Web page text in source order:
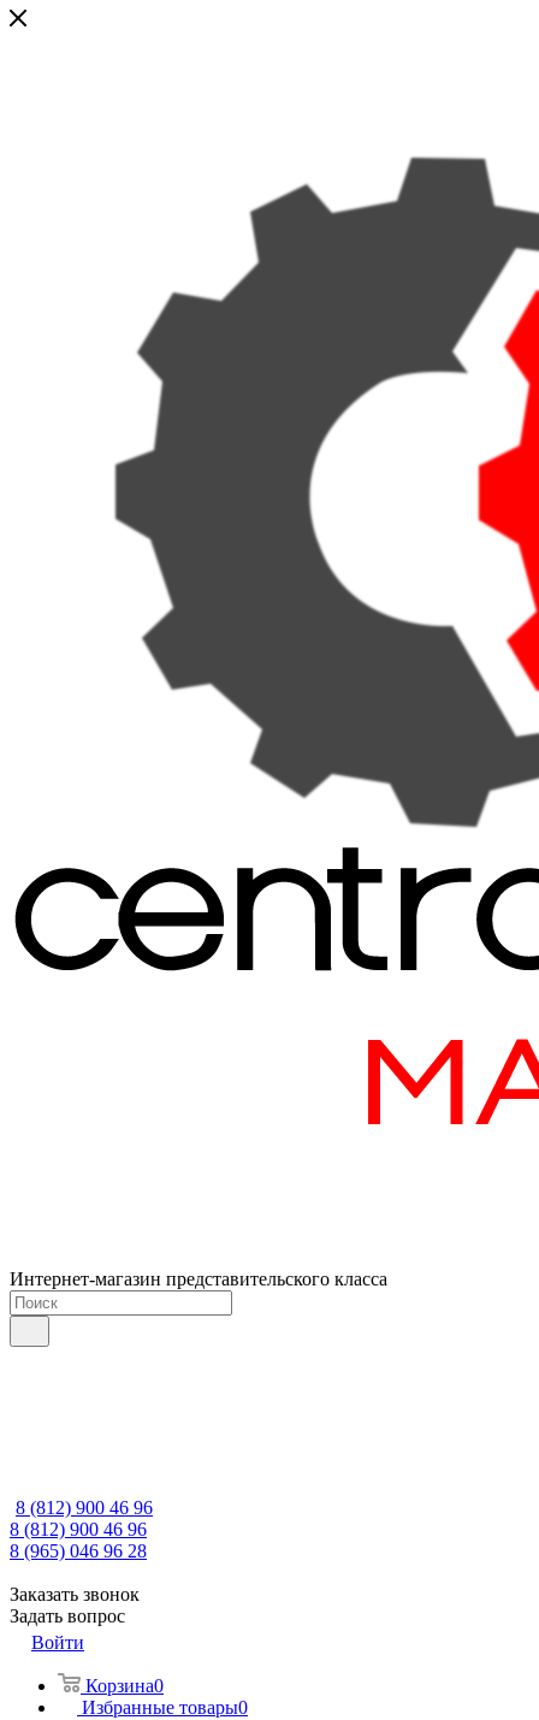
Интернет-магазин представительского класса
8 (812) 900 46 96
8 (812) 900 46 96
8 (965) 046 96 28
Заказать звонок
Задать вопрос
Войти
Корзина0
Избранные товары0